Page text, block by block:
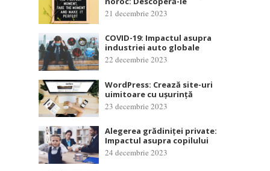
21 decembrie 2023
COVID-19: Impactul asupra
industriei auto globale
22 decembrie 2023
WordPress: Crează site-uri
uimitoare cu ușurință
23 decembrie 2023
Alegerea grădiniței private:
Impactul asupra copilului
24 decembrie 2023